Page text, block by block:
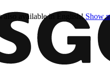
also available in English! Show